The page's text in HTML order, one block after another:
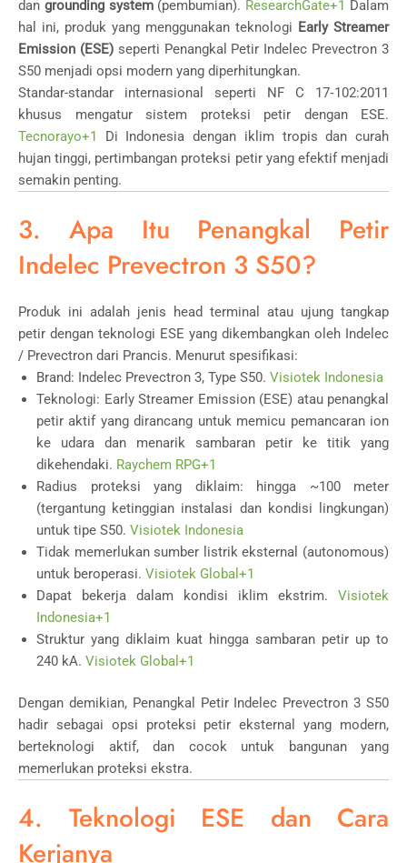
dan grounding system(pembumian). ResearchGate+1 Dalam
hal ini, produk yang menggunakan teknologi Early Streamer
Emission (ESE)seperti Penangkal Petir Indelec Prevectron 3
S50 menjadi opsi modern yang diperhitungkan.
Standar-standar internasional seperti NF C 17‑102:2011
khusus mengatur sistem proteksi petir dengan ESE.
Tecnorayo+1
Di Indonesia dengan iklim tropis dan curah
hujan tinggi, pertimbangan proteksi petir yang efektif menjadi
semakin penting.
3. Apa Itu Penangkal Petir
Indelec Prevectron 3 S50?
Produk ini adalah jenis head terminal atau ujung tangkap
petir dengan teknologi ESE yang dikembangkan oleh Indelec
/ Prevectron dari Prancis. Menurut spesifikasi:
Brand: Indelec Prevectron 3, Type S50. Visiotek Indonesia
Teknologi: Early Streamer Emission (ESE) atau penangkal
petir aktif yang dirancang untuk memicu pemancaran ion
ke udara dan menarik sambaran petir ke titik yang
dikehendaki. Raychem RPG+1
Radius proteksi yang diklaim: hingga ~100 meter
(tergantung ketinggian instalasi dan kondisi lingkungan)
untuk tipe S50. Visiotek Indonesia
Tidak memerlukan sumber listrik eksternal (autonomous)
untuk beroperasi. Visiotek Global +1
Dapat bekerja dalam kondisi iklim ekstrim. Visiotek
Indonesia+1
Struktur yang diklaim kuat hingga sambaran petir up to
240 kA. Visiotek Global +1
Dengan demikian, Penangkal Petir Indelec Prevectron 3 S50
hadir sebagai opsi proteksi petir eksternal yang modern,
berteknologi aktif, dan cocok untuk bangunan yang
memerlukan proteksi ekstra.
4. Teknologi ESE dan Cara
Kerjanya